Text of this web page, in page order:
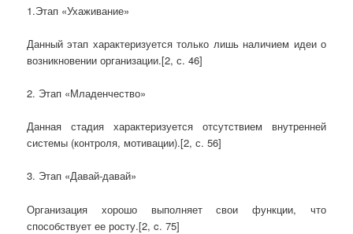
1.Этап «Ухаживание»
Данный этап характеризуется только лишь наличием идеи о
возникновении организации.[2, с. 46]
2. Этап «Младенчество»
Данная стадия характеризуется отсутствием внутренней
системы (контроля, мотивации).[2, с. 56]
3. Этап «Давай-давай»
Организация хорошо выполняет свои функции, что
способствует ее росту.[2, c. 75]